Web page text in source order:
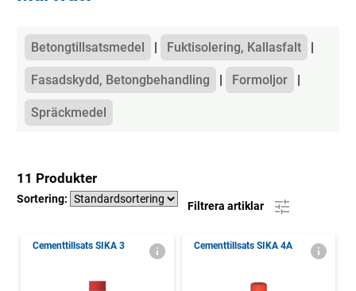
Kategorier
Betongtillsatsmedel Fuktisolering, Kallasfalt
Fasadskydd, Betongbehandling Formoljor
Spräckmedel
11 Produkter
Sortering:
Filtrera artiklar
Cementtillsats SIKA 3 Cementtillsats SIKA 4A